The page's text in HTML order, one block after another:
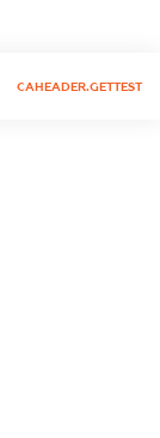
CAHEADER.GETTEST